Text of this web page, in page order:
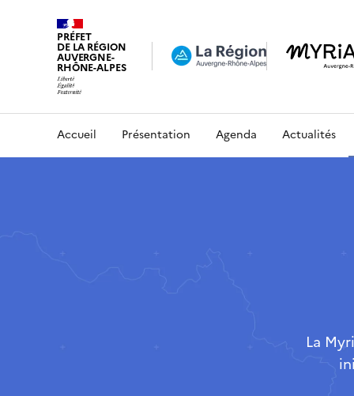
PRÉFET
DE LA RÉGION
AUVERGNE-
RHÔNE-ALPES
Accueil Présentation Agenda Actualités
La